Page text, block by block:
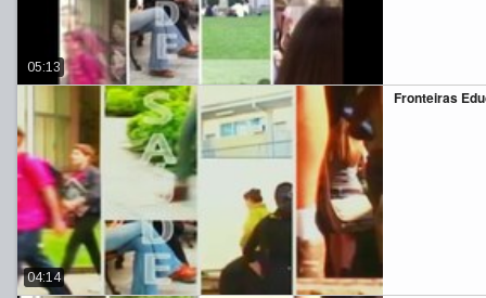
05:13
Fronteiras
04:14